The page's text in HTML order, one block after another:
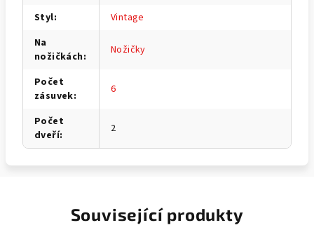
Styl:
Vintage
Na
nožičkách: Nožičky
Počet
zásuvek: 6
Počet
dveří: 2
Související produkty